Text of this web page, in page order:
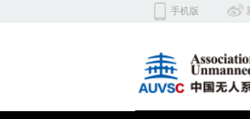
手机版